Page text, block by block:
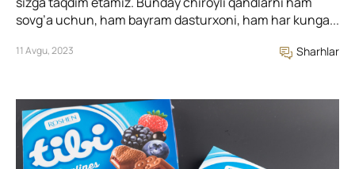
sovg’a uchun, ham bayram dasturxoni, ham har kunga...
11 Avgu, 2023 Sharhlar